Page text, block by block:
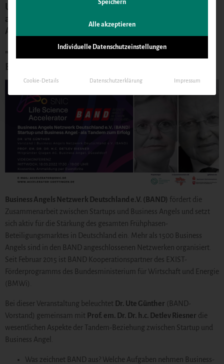
Unser Team vom SNIC Life Science Accelerator lädt
am 18. Mai 2022 zum Austausch mit dem Business
Angels Netzwerk Deutschland e.V. (BAND) ein.
"Startup und Business Angel - als Tandem zum
Erfolg"
Business Angels Netzwerk Deutschland e.V. (BAND) fördert die
Zusammenarbeit zwischen Startups und Business Angels und setzt
sich aktiv für die Stärkung des gesamten Frühphasen-
Beteiligungsmarktes in Deutschland ein. Mehr als 1500 Business
Angels sind in den BAND angeschlossenen Netzwerken organisiert.
Seit Februar 2015 ist BAND Kooperationspartner des EXIST-
Förderprogramms des Bundesministerium für Wirtschaft und Energie
(BMWi).
Bei dieser Veranstaltung beleuchtet Dr. Ute Günther (BAND-
Vorstand) gemeinsam mit Prof. em. Dr. Dr. h.c. Detlev Riesner die
wesentlichen Aspekte der Tandem-Beziehung zwischen Startup und
Business Angel.
Was zeichnet BAND aus? Welche Aufgaben nehmen Business-
Speichern
Alle akzeptieren
Individuelle Datenschutzeinstellungen
Cookie-Details Datenschutzerklärung Impressum